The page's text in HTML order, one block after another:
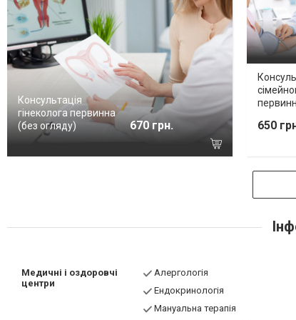
Консультація
гінеколога первинна
(без огляду)
670 грн. 650
Медичні і оздоровчі
центри
Алергологія
Ендокринологія
Мануальна терапія